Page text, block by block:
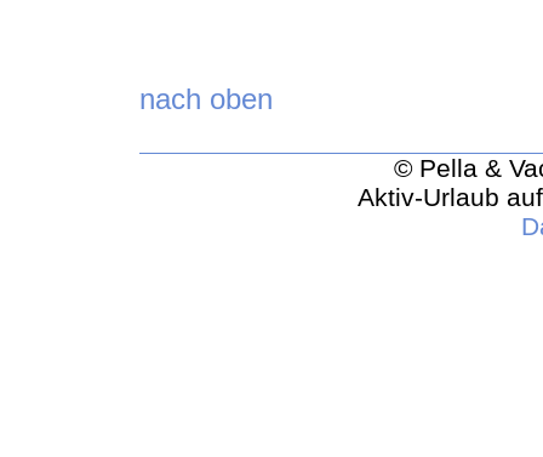
nach oben
© Pella &
Aktiv-Urlaub